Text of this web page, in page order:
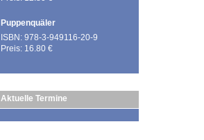
Puppenquäler
ISBN: 978-3-949116-20-9
Preis: 16.80 €
Aktuelle Termine